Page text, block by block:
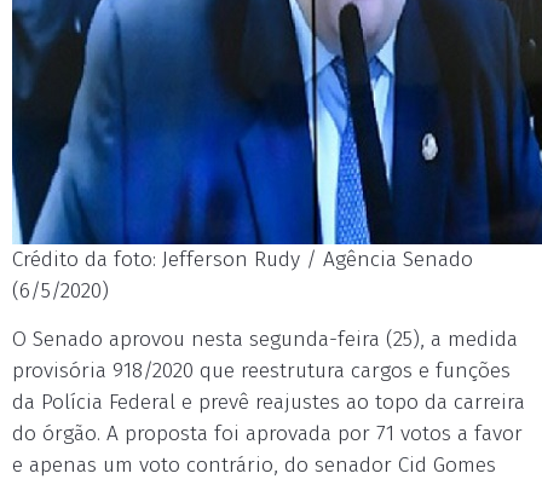
Crédito da foto: Jefferson Rudy / Agência Senado
(6/5/2020)
O Senado aprovou nesta segunda-feira (25), a medida
provisória 918/2020 que reestrutura cargos e funções
da Polícia Federal e prevê reajustes ao topo da carreira
do órgão. A proposta foi aprovada por 71 votos a favor
e apenas um voto contrário, do senador Cid Gomes